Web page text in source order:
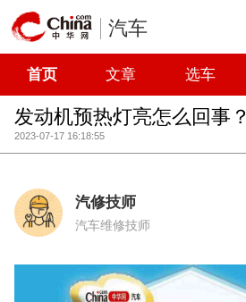
汽车
首页 文章 选车
发动机预热灯亮怎么回事？
2023-07-17 16:18:55
汽修技师
汽车维修技师